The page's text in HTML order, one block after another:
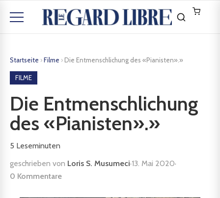
Startseite ›Filme › Die Entmenschlichung des «Pianisten».»
FILME
Die Entmenschlichung
des «Pianisten».»
5 Leseminuten
geschrieben von Loris S. Musumeci·13. Mai 2020·
0 Kommentare